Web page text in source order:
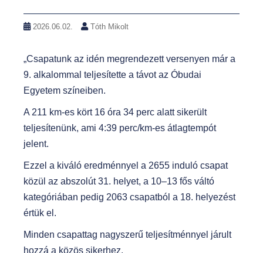
2026.06.02. Tóth Mikolt
„Csapatunk az idén megrendezett versenyen már a
9. alkalommal teljesítette a távot az Óbudai
Egyetem színeiben.
A 211 km-es kört 16 óra 34 perc alatt sikerült
teljesítenünk, ami 4:39 perc/km-es átlagtempót
jelent.
Ezzel a kiváló eredménnyel a 2655 induló csapat
közül az abszolút 31. helyet, a 10–13 fős váltó
kategóriában pedig 2063 csapatból a 18. helyezést
értük el.
Minden csapattag nagyszerű teljesítménnyel járult
hozzá a közös sikerhez.